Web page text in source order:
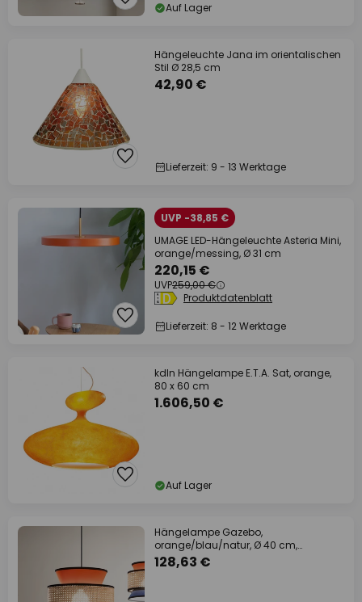
Auf Lager
Hängeleuchte Jana im orientalischen
Stil Ø 28,5 cm
42,90 €
Lieferzeit: 9 - 13 Werktage
UVP -38,85 €
UMAGE LED-Hängeleuchte Asteria Mini,
orange/messing, Ø 31 cm
220,15 €
UVP259,00 €
Produktdatenblatt
Lieferzeit: 8 - 12 Werktage
kdln Hängelampe E.T.A. Sat, orange,
80 x 60 cm
1.606,50 €
Auf Lager
Hängelampe Gazebo,
orange/blau/natur, Ø 40 cm,
Stoff/Rattan
128,63 €